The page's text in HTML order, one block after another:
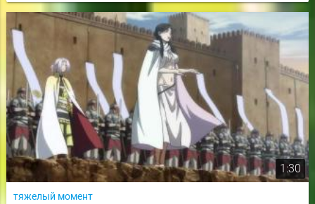
1:30
тяжелый момент